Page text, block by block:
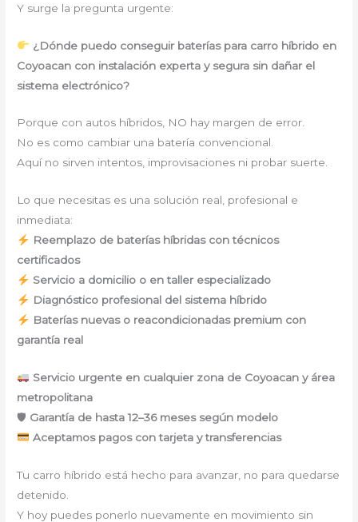
Y surge la pregunta urgente:
¿Dónde puedo conseguir baterías para carro híbrido en
Coyoacan con instalación experta y segura sin dañar el
sistema electrónico?
Porque con autos híbridos, NO hay margen de error.
No es como cambiar una batería convencional.
Aquí no sirven intentos, improvisaciones ni probar suerte.
Lo que necesitas es una solución real, profesional e
inmediata:
Reemplazo de baterías híbridas con técnicos
certificados
Servicio a domicilio o en taller especializado
Diagnóstico profesional del sistema híbrido
Baterías nuevas o reacondicionadas premium con
garantía real
Servicio urgente en cualquier zona de Coyoacan y área
metropolitana
🛡 Garantía de hasta 12–36 meses según modelo
Aceptamos pagos con tarjeta y transferencias
Tu carro híbrido está hecho para avanzar, no para quedarse
detenido.
Y hoy puedes ponerlo nuevamente en movimiento sin